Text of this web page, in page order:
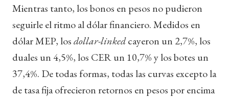
Mientras tanto, los bonos en pesos no pudieron
seguirle el ritmo al dólar financiero. Medidos en
dólar MEP, losdollar-linkedcayeron un 2,7%, los
duales un 4,5%, los CER un 10,7% y los botes un
37,4%. De todas formas, todas las curvas excepto la
de tasa fija ofrecieron retornos en pesos por encima